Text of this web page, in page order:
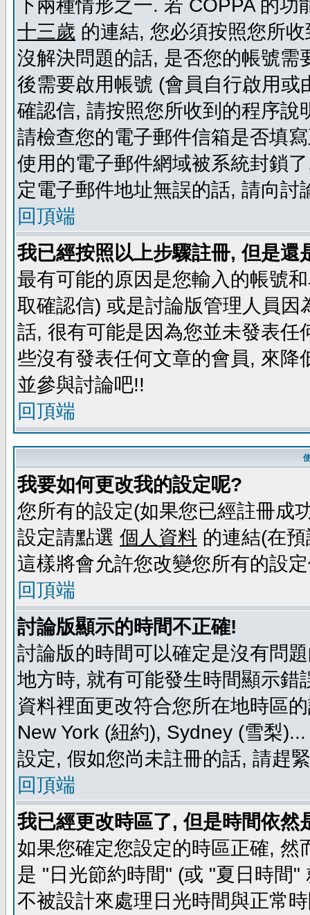
下兩種情形之一. 若 COPPA 的
十三歲 的連結, 您必須按照您所
沒解決問題的話, 是否您的帳號
後需要啟用帳號 (會員自行啟用
確認信, 請按照您所收到的程序
請檢查您的電子郵件信箱是否填
使用的電子郵件網域被系統封鎖
定電子郵件地址無誤的話, 請向
回頂端
我已經按照以上步驟註冊, 但是還
最有可能的原因是您輸入的帳號
取確認信) 或是討論版管理人員
話, 很有可能是因為您並未發表
些沒有發表任何文章的會員, 來
並參與討論吧!!
回頂端
我要如何更改我的設定呢?
您所有的設定(如果您已經註冊成
設定請點選 個人資料 的連結(在
這樣將會允許您改變您所有的設
回頂端
討論版顯示的時間不正確!
討論版的時間可以確定是沒有問
地方時, 就有可能發生時間顯示
資料裡面更改符合您所在地時區
New York (紐約), Sydney (雪梨
設定, 假如您尚未註冊的話, 請趕
回頂端
我已經更改時區了, 但是時間依然
如果您確定您設定的時區正確,
是 "日光節約時間" (或 "夏日時間
不被設計來處理日光時間與正常